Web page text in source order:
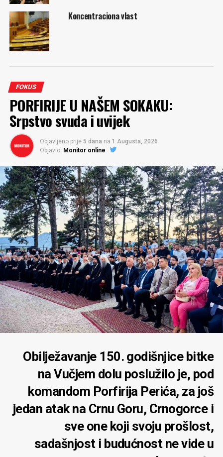
Koncentraciona vlast
FOKUS
PORFIRIJE U NAŠEM SOKAKU:
Srpstvo svuda i uvijek
Objavljeno prije 5 dana na 1 Augusta, 2026
Objavio: Monitor online
Obilježavanje 150. godišnjice bitke
na Vučjem dolu poslužilo je, pod
komandom Porfirija Perića, za još
jedan atak na Crnu Goru, Crnogorce i
sve one koji svoju prošlost,
sadašnjost i budućnost ne vide u